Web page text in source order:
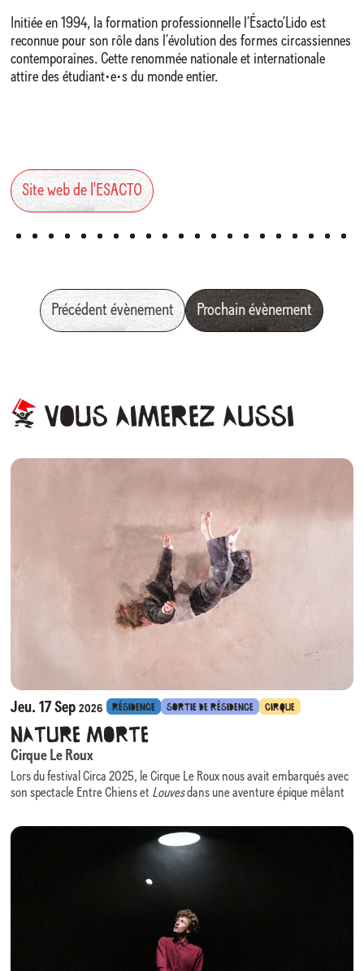
Initiée en 1994, la formation professionnelle l’Ésacto’Lido est
reconnue pour son rôle dans l’évolution des formes circassiennes
contemporaines. Cette renommée nationale et internationale
attire des étudiant•e•s du monde entier.
Site web de l'ESACTO
Précédent évènement Prochain évènement
Vous aimerez aussi
Jeu. 17 Sep2026 RÉSIDENCE SORTIE DE RÉSIDENCE CIRQUE
Nature Morte
Cirque Le Roux
Lors du festival Circa 2025, le Cirque Le Roux nous avait embarqués avec
son spectacle Entre Chiens et Louvesdans une aventure épique mêlant
évolutive des plus ingénieuses.
Nous avons le plaisir d’accueillir à nouveau cette équipe, cette fois en
résidence, pour la création de son prochain spectacle :
Au croisement du cirque, du théâtre physique et de la composition
repères et interroge l’érosion de notre nature humaine, rendant visible
La scénographie, évocatrice d’une grandeur passée figée, devient un
personnage à part entière : elle enferme, impose, mais laisse apparaître